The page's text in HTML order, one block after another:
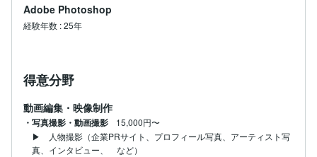
Adobe Photoshop
経験年数 :25年
得意分野
動画編集・映像制作
・写真撮影・動画撮影
15,000円〜
▶︎　人物撮影（企業PRサイト、プロフィール写真、アーティスト写
真、インタビュー、　など）